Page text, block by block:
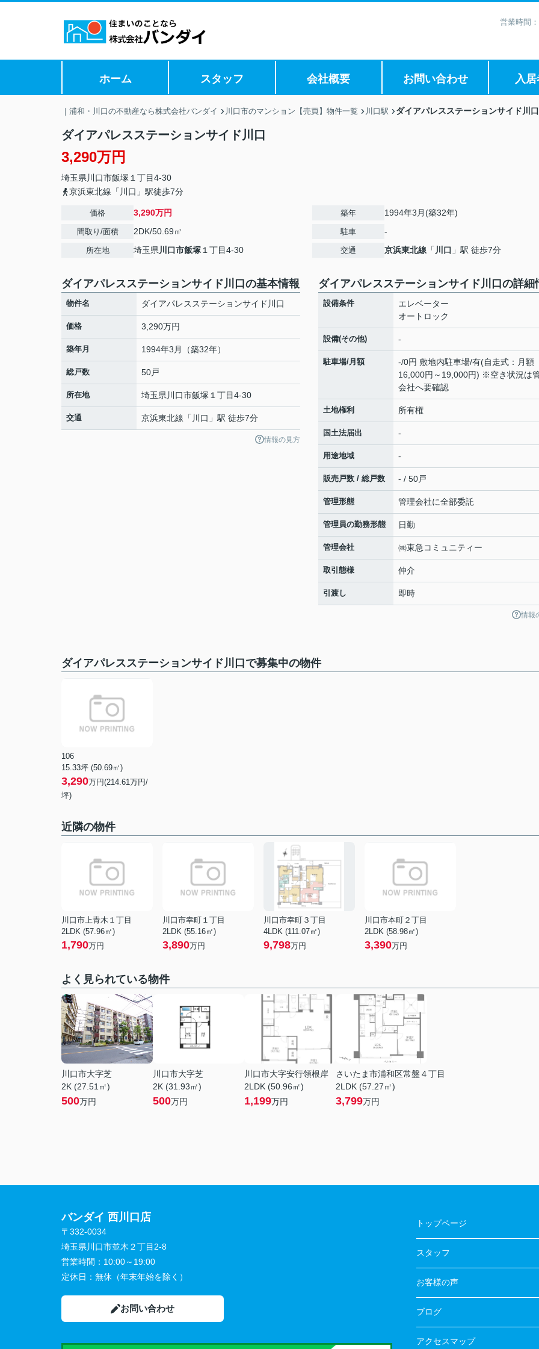
営業時間
ホーム スタッフ 会社概要 お問い合わせ 入
｜浦和・川口の不動産なら株式会社バンダイ 川口市のマンション【売買】物件一覧 川口駅 ダイアパレスステーションサイド川口
ダイアパレスステーションサイド川口
3,290万円
埼玉県 川口市飯塚 １丁目4-30
京浜東北線「川口」駅徒歩7分
価格 3,290万円
間取り/面積 2DK/50.69㎡
所在地 埼玉県川口市飯塚 １丁目4-30
築年 1994年3月(築32年)
駐車 -
交通 京浜東北線 「 川口 」駅 徒歩7分
ダイアパレスステーションサイド川口の基本情報
物件名 ダイアパレスステーションサイド川口
価格 3,290万円
築年月 1994年3月（築32年）
総戸数 50戸
所在地 埼玉県 川口市飯塚 １丁目4-30
交通 京浜東北線 「 川口 」駅 徒歩7分
情報の見方
ダイアパレスステーションサイド川口の詳細
設備条件
エレベーター
オートロック
設備(その他) -
駐車場/月額
-/0円 敷地内駐車場/有(自走式：月額
16,000円～19,000円) ※空き状況は
会社へ要確認
土地権利 所有権
国土法届出 -
用途地域 -
販売戸数 / 総戸数 - / 50戸
管理形態 管理会社に全部委託
管理員の勤務形態 日勤
管理会社 ㈱東急コミュニティー
取引態様 仲介
引渡し 即時
情報
ダイアパレスステーションサイド川口で募集中の物件
106
15.33坪 (50.69㎡)
3,290万円(214.61万円/
坪)
近隣の物件
川口市上青木１丁目
2LDK (57.96㎡)
1,790万円
川口市幸町１丁目
2LDK (55.16㎡)
3,890万円
川口市幸町３丁目
4LDK (111.07㎡)
9,798万円
川口市本町２丁目
2LDK (58.98㎡)
3,390万円
よく見られている物件
川口市大字芝
2K (27.51㎡)
500万円
川口市大字芝
2K (31.93㎡)
500万円
川口市大字安行領根岸
2LDK (50.96㎡)
1,199万円
さいたま市浦和区常盤４丁目
2LDK (57.27㎡)
3,799万円
バンダイ 西川口店
〒332-0034
埼玉県川口市並木２丁目2-8
営業時間： 10:00～19:00
定休日： 無休（年末年始を除く）
お問い合わせ
トップページ
スタッフ
お客様の声
ブログ
アクセスマップ